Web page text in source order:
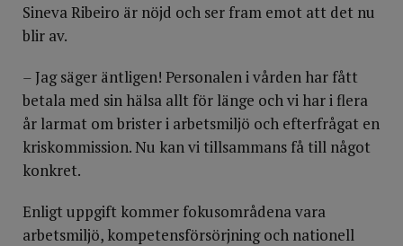
Sineva Ribeiro är nöjd och ser fram emot att det nu
blir av.
–Jag säger äntligen! Personalen i vården har fått
betala med sin hälsa allt för länge och vi har i flera
år larmat om brister i arbetsmiljö och efterfrågat en
kriskommission. Nu kan vi tillsammans få till något
konkret.
Enligt uppgift kommer fokusområdena vara
arbetsmiljö, kompetensförsörjning och nationell